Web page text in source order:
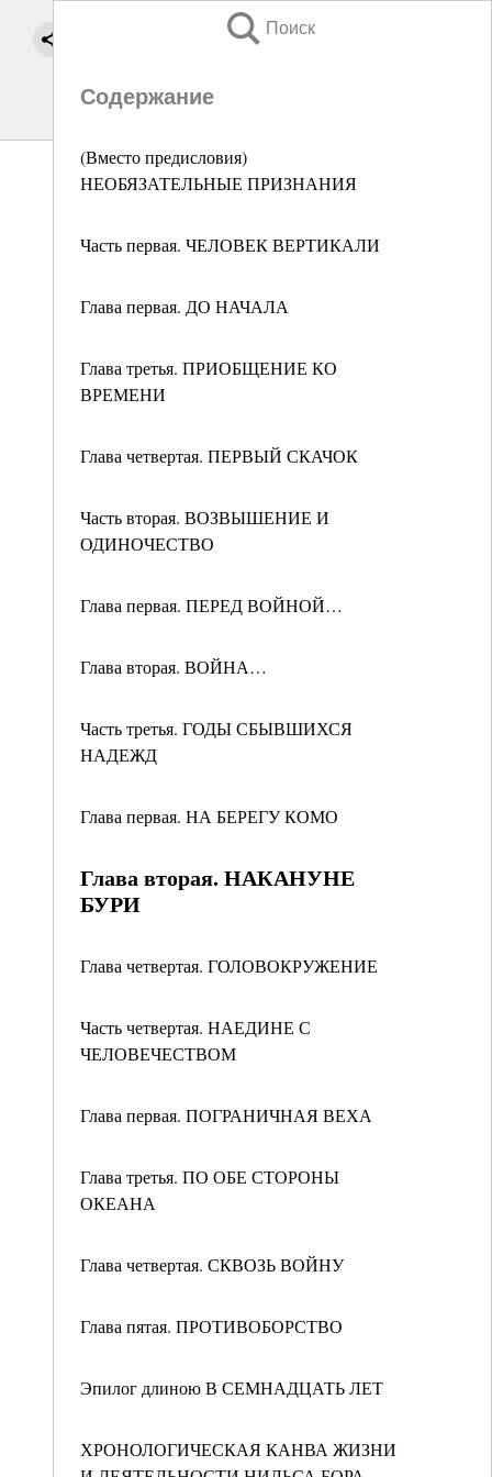
Поиск
Содержание
(Вместо предисловия)
НЕОБЯЗАТЕЛЬНЫЕ ПРИЗНАНИЯ
Часть первая. ЧЕЛОВЕК ВЕРТИКАЛИ
Глава первая. ДО НАЧАЛА
Глава третья. ПРИОБЩЕНИЕ КО
ВРЕМЕНИ
Глава четвертая. ПЕРВЫЙ СКАЧОК
Часть вторая. ВОЗВЫШЕНИЕ И
ОДИНОЧЕСТВО
Глава первая. ПЕРЕД ВОЙНОЙ…
Глава вторая. ВОЙНА…
Часть третья. ГОДЫ СБЫВШИХСЯ
НАДЕЖД
Глава первая. НА БЕРЕГУ КОМО
Глава вторая. НАКАНУНЕ
БУРИ
Глава четвертая. ГОЛОВОКРУЖЕНИЕ
Часть четвертая. НАЕДИНЕ С
ЧЕЛОВЕЧЕСТВОМ
Глава первая. ПОГРАНИЧНАЯ ВЕХА
Глава третья. ПО ОБЕ СТОРОНЫ
ОКЕАНА
Глава четвертая. СКВОЗЬ ВОЙНУ
Глава пятая. ПРОТИВОБОРСТВО
Эпилог длиною В СЕМНАДЦАТЬ ЛЕТ
ХРОНОЛОГИЧЕСКАЯ КАНВА ЖИЗНИ